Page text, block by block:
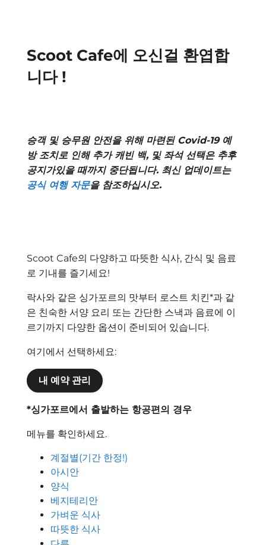
Scoot Cafe에 오신걸 환엽합
니다 !
승객 및 승무원 안전을 위해 마련된 Covid-19 예
방 조치로 인해 추가 캐빈 백, 및 좌석 선택은 추후
공지가있을 때까지 중단됩니다. 최신 업데이트는
공식 여행 자문을 참조하십시오.
Scoot Cafe의 다양하고 따뜻한 식사, 간식 및 음료
로 기내를 즐기세요!
락사와 같은 싱가포르의 맛부터 로스트 치킨*과 같
은 친숙한 서양 요리 또는 간단한 스낵과 음료에 이
르기까지 다양한 옵션이 준비되어 있습니다.
여기에서 선택하세요:
내 예약 관리
*싱가포르에서 출발하는 항공편의 경우
메뉴를 확인하세요.
계절별(기간 한정!)
아시안
양식
베지테리안
가벼운 식사
따뜻한 식사